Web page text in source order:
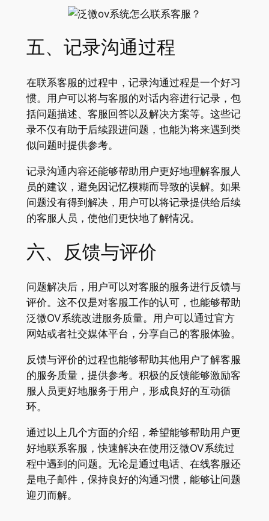
五、记录沟通过程
在联系客服的过程中，记录沟通过程是一个好习
惯。用户可以将与客服的对话内容进行记录，包
括问题描述、客服回答以及解决方案等。这些记
录不仅有助于后续跟进问题，也能为将来遇到类
似问题时提供参考。
记录沟通内容还能够帮助用户更好地理解客服人
员的建议，避免因记忆模糊而导致的误解。如果
问题没有得到解决，用户可以将记录提供给后续
的客服人员，使他们更快地了解情况。
六、反馈与评价
问题解决后，用户可以对客服的服务进行反馈与
评价。这不仅是对客服工作的认可，也能够帮助
泛微OV系统改进服务质量。用户可以通过官方
网站或者社交媒体平台，分享自己的客服体验。
反馈与评价的过程也能够帮助其他用户了解客服
的服务质量，提供参考。积极的反馈能够激励客
服人员更好地服务于用户，形成良好的互动循
环。
通过以上几个方面的介绍，希望能够帮助用户更
好地联系客服，快速解决在使用泛微OV系统过
程中遇到的问题。无论是通过电话、在线客服还
是电子邮件，保持良好的沟通习惯，能够让问题
迎刃而解。